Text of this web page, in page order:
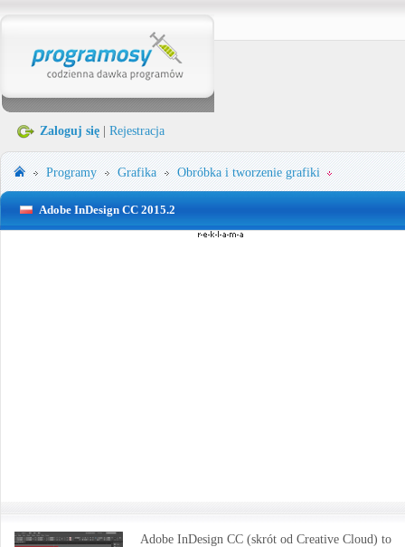
Zaloguj się Rejestracja
Programy Grafika Obróbka i tworzenie grafiki
Adobe InDesign CC 2015.2
Adobe InDesign CC (skrót od Creative Cloud) to